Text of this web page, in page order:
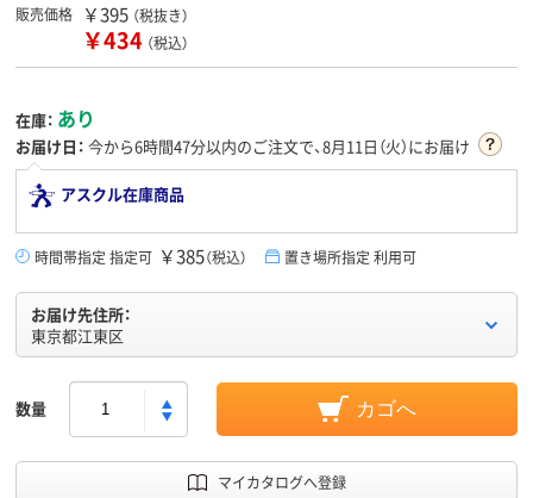
販売価格 ￥395 （税抜き）
￥434 （税込）
在庫： あり
お届け日： 今から6時間47分以内のご注文で、8月11日（火）にお届け
アスクル在庫商品
時間帯指定 指定可 ￥385（税込） 置き場所指定 利用可
お届け先住所：
東京都江東区
数量 カゴへ
マイカタログへ登録